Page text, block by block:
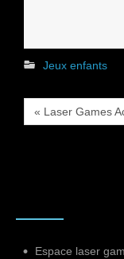
Jeux enfants
« Laser Games
Espace laser